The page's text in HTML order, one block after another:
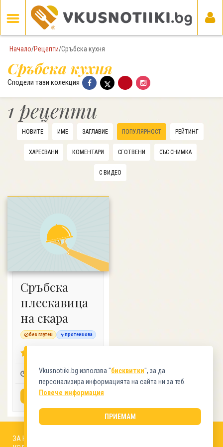
Начало/Рецепти/Сръбска кухня
Сръбска кухня
Сподели тази колекция
1 рецепти
НОВИТЕ ИМЕ ЗАГЛАВИЕ ПОПУЛЯРНОСТ РЕЙТИНГ
ХАРЕСВАНИ КОМЕНТАРИ СГОТВЕНИ СЪС СНИМКА
С ВИДЕО
Сръбска
плескавица
на скара
без глутен протеинова
0:15 4 2
ВИЖ РЕЦЕПТАТА
ЗА НАС
Vkusnotiiki.bg използва "бисквитки", за да
персонализира информацията на сайта ни за теб.
Повече информация
ПРИЕМАМ